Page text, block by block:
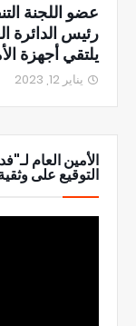
عضو اللجنة
رئيس الدائرة
يلتقي أجهزة
يناير 12, 2023
الأمين العام
التوقيع على